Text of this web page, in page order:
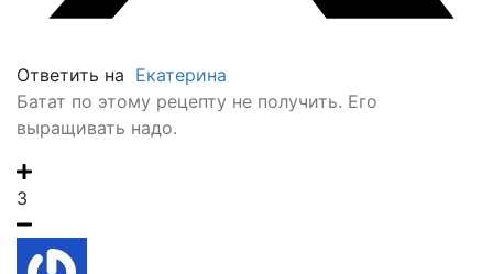
Ответить на Екатерина
Батат по этому рецепту не получить. Его
выращивать надо.
3